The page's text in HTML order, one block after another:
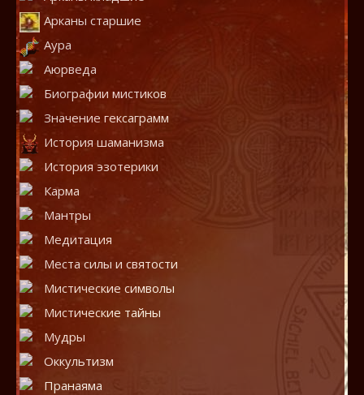
Арканы старшие
Аура
Аюрведа
Биографии мистиков
Значение гексаграмм
История шаманизма
История эзотерики
Карма
Мантры
Медитация
Места силы и святости
Мистические символы
Мистические тайны
Мудры
Оккультизм
Пранаяма